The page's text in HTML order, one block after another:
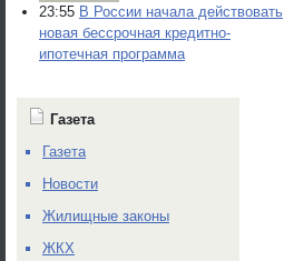
23:55 В России начала действовать
новая бессрочная кредитно-
ипотечная программа
Газета
Газета
Новости
Жилищные законы
ЖКХ